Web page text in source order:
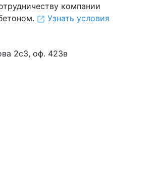
компании
Узнать условия
2с3, оф. 423в